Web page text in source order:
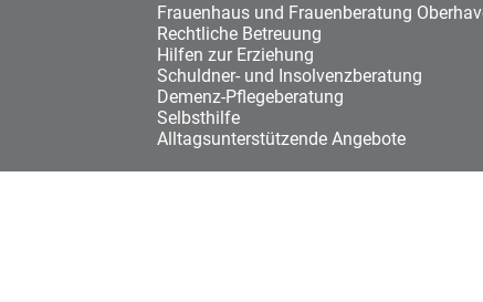
Frauenhaus und Frauenberatung
Rechtliche Betreuung
Hilfen zur Erziehung
Schuldner- und Insolvenzberatung
Demenz-Pflegeberatung
Selbsthilfe
Alltagsunterstützende Angebote